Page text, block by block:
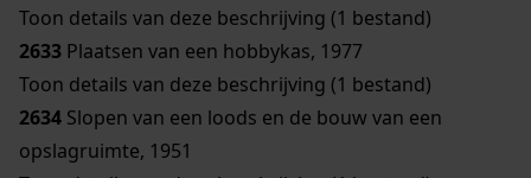
Toon details van deze beschrijving (1 bestand)
2633 Plaatsen van een hobbykas, 1977
Toon details van deze beschrijving (1 bestand)
2634 Slopen van een loods en de bouw van een
opslagruimte, 1951